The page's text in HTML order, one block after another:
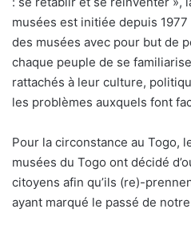
musées est initiée depuis
des musées avec pour but de
chaque peuple de se
rattachés à leur culture,
les problèmes auxquels font
Pour la circonstance au Togo,
musées du Togo ont décidé
citoyens afin qu’ils (re)-
ayant marqué le passé de